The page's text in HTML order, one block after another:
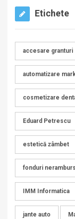
Etichete
accesare granturi
automatizare
cosmetizare
Eduard Petrescu
estetică zâmbet
fonduri
IMM Informatica
jante auto